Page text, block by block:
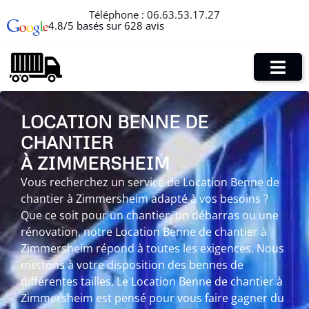
Téléphone : 06.63.53.17.27
4.8/5 basés sur 628 avis
LOCATION BENNE DE
CHANTIER
À ZIMMERSHEIM
Vous recherchez un service de Location Benne de
chantier à Zimmersheim adapté à vos besoins ?
Que ce soit pour un chantier, un débarras ou une
rénovation, notre Location Benne de chantier à
Zimmersheim répond à toutes les exigences. Nous
mettons à votre disposition des bennes de
différentes tailles. Le Location Benne de chantier à
Zimmersheim est pensé pour vous faire gagner du